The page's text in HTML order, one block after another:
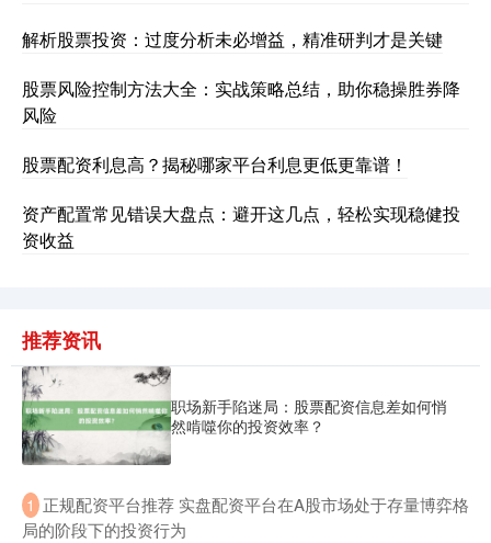
沪深300 4694.44 +43.13 +0.93%
北证50 1134.24 +11.37 +1.01%
解析股票投资：过度分析未必增益，精准研判才是关键
股票风险控制方法大全：实战策略总结，助你稳操胜券降
风险
股票配资利息高？揭秘哪家平台利息更低更靠谱！
资产配置常见错误大盘点：避开这几点，轻松实现稳健投
资收益
推荐资讯
职场新手陷迷局：股票配资信息差如何悄
然啃噬你的投资效率？
1 ​正规配资平台推荐 实盘配资平台在A股市场处于存量博弈格
局的阶段下的投资行为